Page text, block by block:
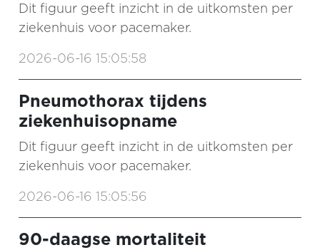
Dit figuur geeft inzicht in de uitkomsten per
ziekenhuis voor pacemaker.
2026-06-16 15:05:58
Pneumothorax tijdens
ziekenhuisopname
Dit figuur geeft inzicht in de uitkomsten per
ziekenhuis voor pacemaker.
2026-06-16 15:05:56
90-daagse mortaliteit